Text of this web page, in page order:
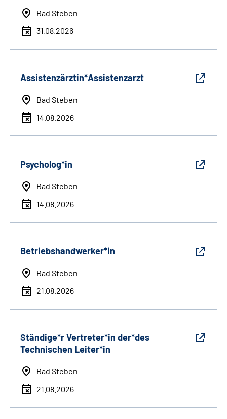
Bad Steben
31.08.2026
Assistenzärztin*Assistenzarzt
Bad Steben
14.08.2026
Psycholog*in
Bad Steben
14.08.2026
Betriebshandwerker*in
Bad Steben
21.08.2026
Ständige*r Vertreter*in der*des
Technischen Leiter*in
Bad Steben
21.08.2026